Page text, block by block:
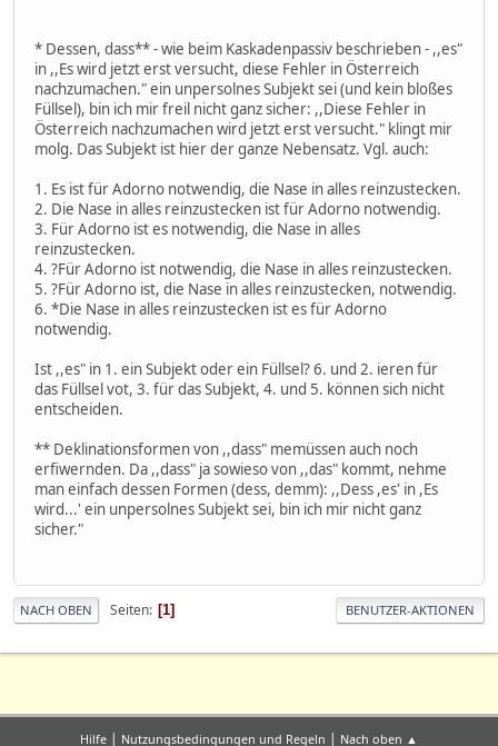
* Dessen, dass** - wie beim Kaskadenpassiv beschrieben - ,,es"
in ,,Es wird jetzt erst versucht, diese Fehler in Österreich
nachzumachen." ein unpersolnes Subjekt sei (und kein bloßes
Füllsel), bin ich mir freil nicht ganz sicher: ,,Diese Fehler in
Österreich nachzumachen wird jetzt erst versucht." klingt mir
molg. Das Subjekt ist hier der ganze Nebensatz. Vgl. auch:
1. Es ist für Adorno notwendig, die Nase in alles reinzustecken.
2. Die Nase in alles reinzustecken ist für Adorno notwendig.
3. Für Adorno ist es notwendig, die Nase in alles
reinzustecken.
4. ?Für Adorno ist notwendig, die Nase in alles reinzustecken.
5. ?Für Adorno ist, die Nase in alles reinzustecken, notwendig.
6. *Die Nase in alles reinzustecken ist es für Adorno
notwendig.
Ist ,,es" in 1. ein Subjekt oder ein Füllsel? 6. und 2. ieren für
das Füllsel vot, 3. für das Subjekt, 4. und 5. können sich nicht
entscheiden.
** Deklinationsformen von ,,dass" memüssen auch noch
erfiwernden. Da ,,dass" ja sowieso von ,,das" kommt, nehme
man einfach dessen Formen (dess, demm): ,,Dess ,es' in ,Es
wird...' ein unpersolnes Subjekt sei, bin ich mir nicht ganz
sicher."
NACH OBEN Seiten 1 BENUTZER-AKTIONEN
Hilfe | Nutzungsbedingungen und Regeln | Nach oben ▲